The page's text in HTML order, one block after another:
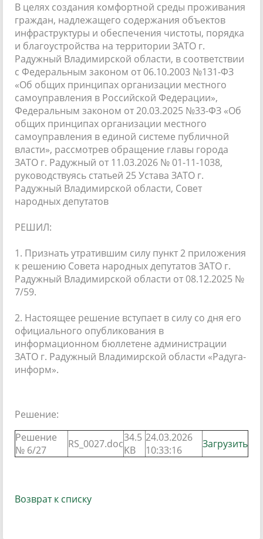
В целях создания комфортной среды проживания
граждан, надлежащего содержания объектов
инфраструктуры и обеспечения чистоты, порядка
и благоустройства на территории ЗАТО г.
Радужный Владимирской области, в соответствии
с Федеральным законом от 06.10.2003 №131-ФЗ
«Об общих принципах организации местного
самоуправления в Российской Федерации»,
Федеральным законом от 20.03.2025 №33-ФЗ «Об
общих принципах организации местного
самоуправления в единой системе публичной
власти», рассмотрев обращение главы города
ЗАТО г. Радужный от 11.03.2026 № 01-11-1038,
руководствуясь статьей 25 Устава ЗАТО г.
Радужный Владимирской области, Совет
народных депутатов
РЕШИЛ:
1. Признать утратившим силу пункт 2 приложения
к решению Совета народных депутатов ЗАТО г.
Радужный Владимирской области от 08.12.2025 №
7/59.
2. Настоящее решение вступает в силу со дня его
официального опубликования в
информационном бюллетене администрации
ЗАТО г. Радужный Владимирской области «Радуга-
информ».
Решение:
Решение
№ 6/27
RS_0027.doc34.5
KB
24.03.2026
10:33:16
Загрузить
Возврат к списку